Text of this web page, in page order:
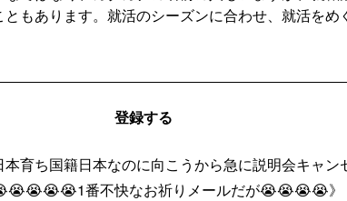
もあります。就活のシーズンに合わせ、就活をめ
登録する
本育ち国籍日本なのに向こうから急に説明会キャン
番不快なお祈りメールだが😭😭😭😭》